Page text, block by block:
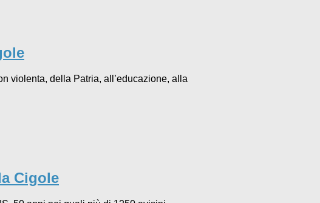
violenta, della Patria, all’educazione, alla
Cigole